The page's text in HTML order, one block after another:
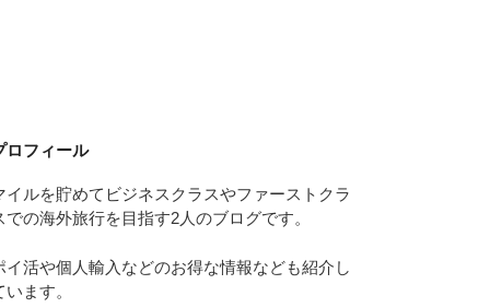
ロフィール
イルを貯めてビジネスクラスやファーストクラ
での海外旅行を目指す2人のブログです。
イ活や個人輸入などのお得な情報なども紹介し
います。